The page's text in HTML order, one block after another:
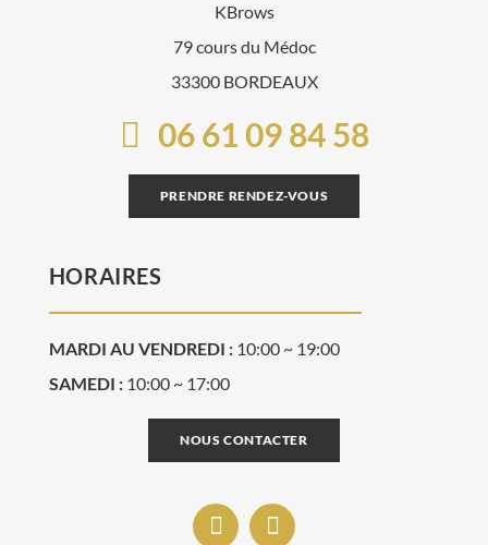
KBrows
79 cours du Médoc
33300 BORDEAUX
06 61 09 84 58
PRENDRE RENDEZ-VOUS
HORAIRES
MARDI AU VENDREDI : 10:00 ~ 19:00
SAMEDI : 10:00 ~ 17:00
NOUS CONTACTER